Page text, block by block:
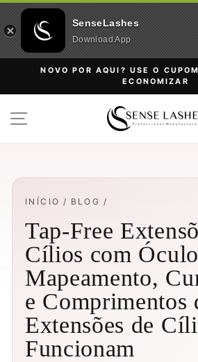
o
Conteúdo
NOVO POR AQUI? USE O
ECONOMIZAR
INÍCIO / BLOG /
Tap-Free
Cílios com
Mapeamento,
e Comprimentos
Extensões de
Funcionam
SenseLashes
Download App